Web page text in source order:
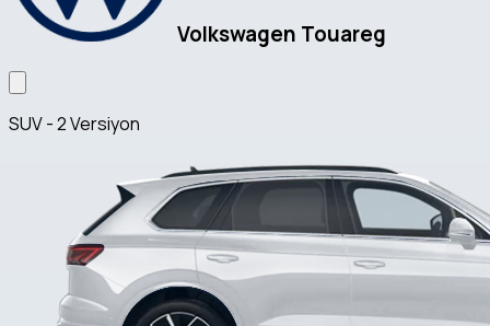
Volkswagen Touareg
SUV - 2 Versiyon